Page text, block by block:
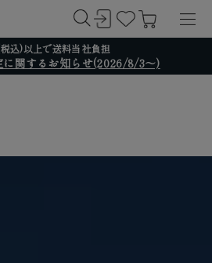
込)以上で送料当社負担
に関するお知らせ(2026/8/3～)